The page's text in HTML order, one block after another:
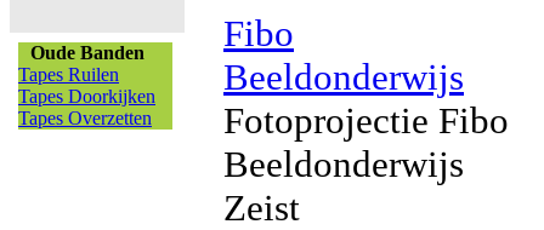
Oude Banden
Tapes Ruilen
Tapes Doorkijken
Tapes Overzetten
Fibo
Beeldonderwijs
Fotoprojectie Fibo
Beeldonderwijs
Zeist